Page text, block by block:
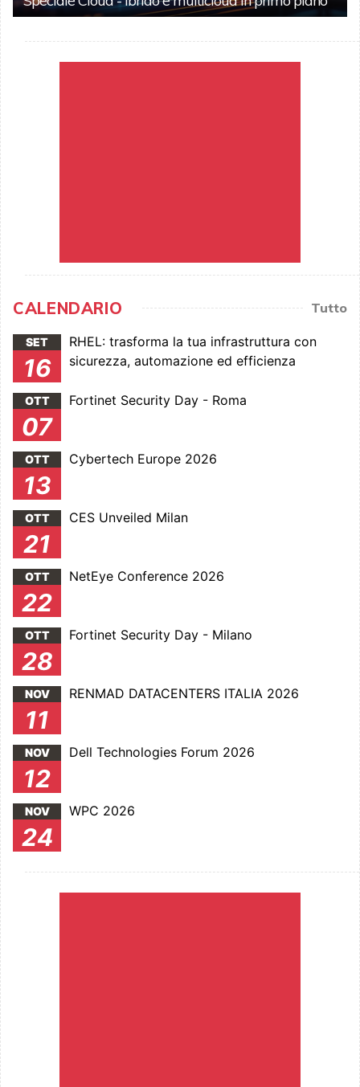
CALENDARIO Tutto
SET
16
RHEL: trasforma la tua infrastruttura con
sicurezza, automazione ed efficienza
OTT
07
Fortinet Security Day - Roma
OTT
13
Cybertech Europe 2026
OTT
21
CES Unveiled Milan
OTT
22
NetEye Conference 2026
OTT
28
Fortinet Security Day - Milano
NOV
11
RENMAD DATACENTERS ITALIA 2026
NOV
12
Dell Technologies Forum 2026
NOV
24
WPC 2026